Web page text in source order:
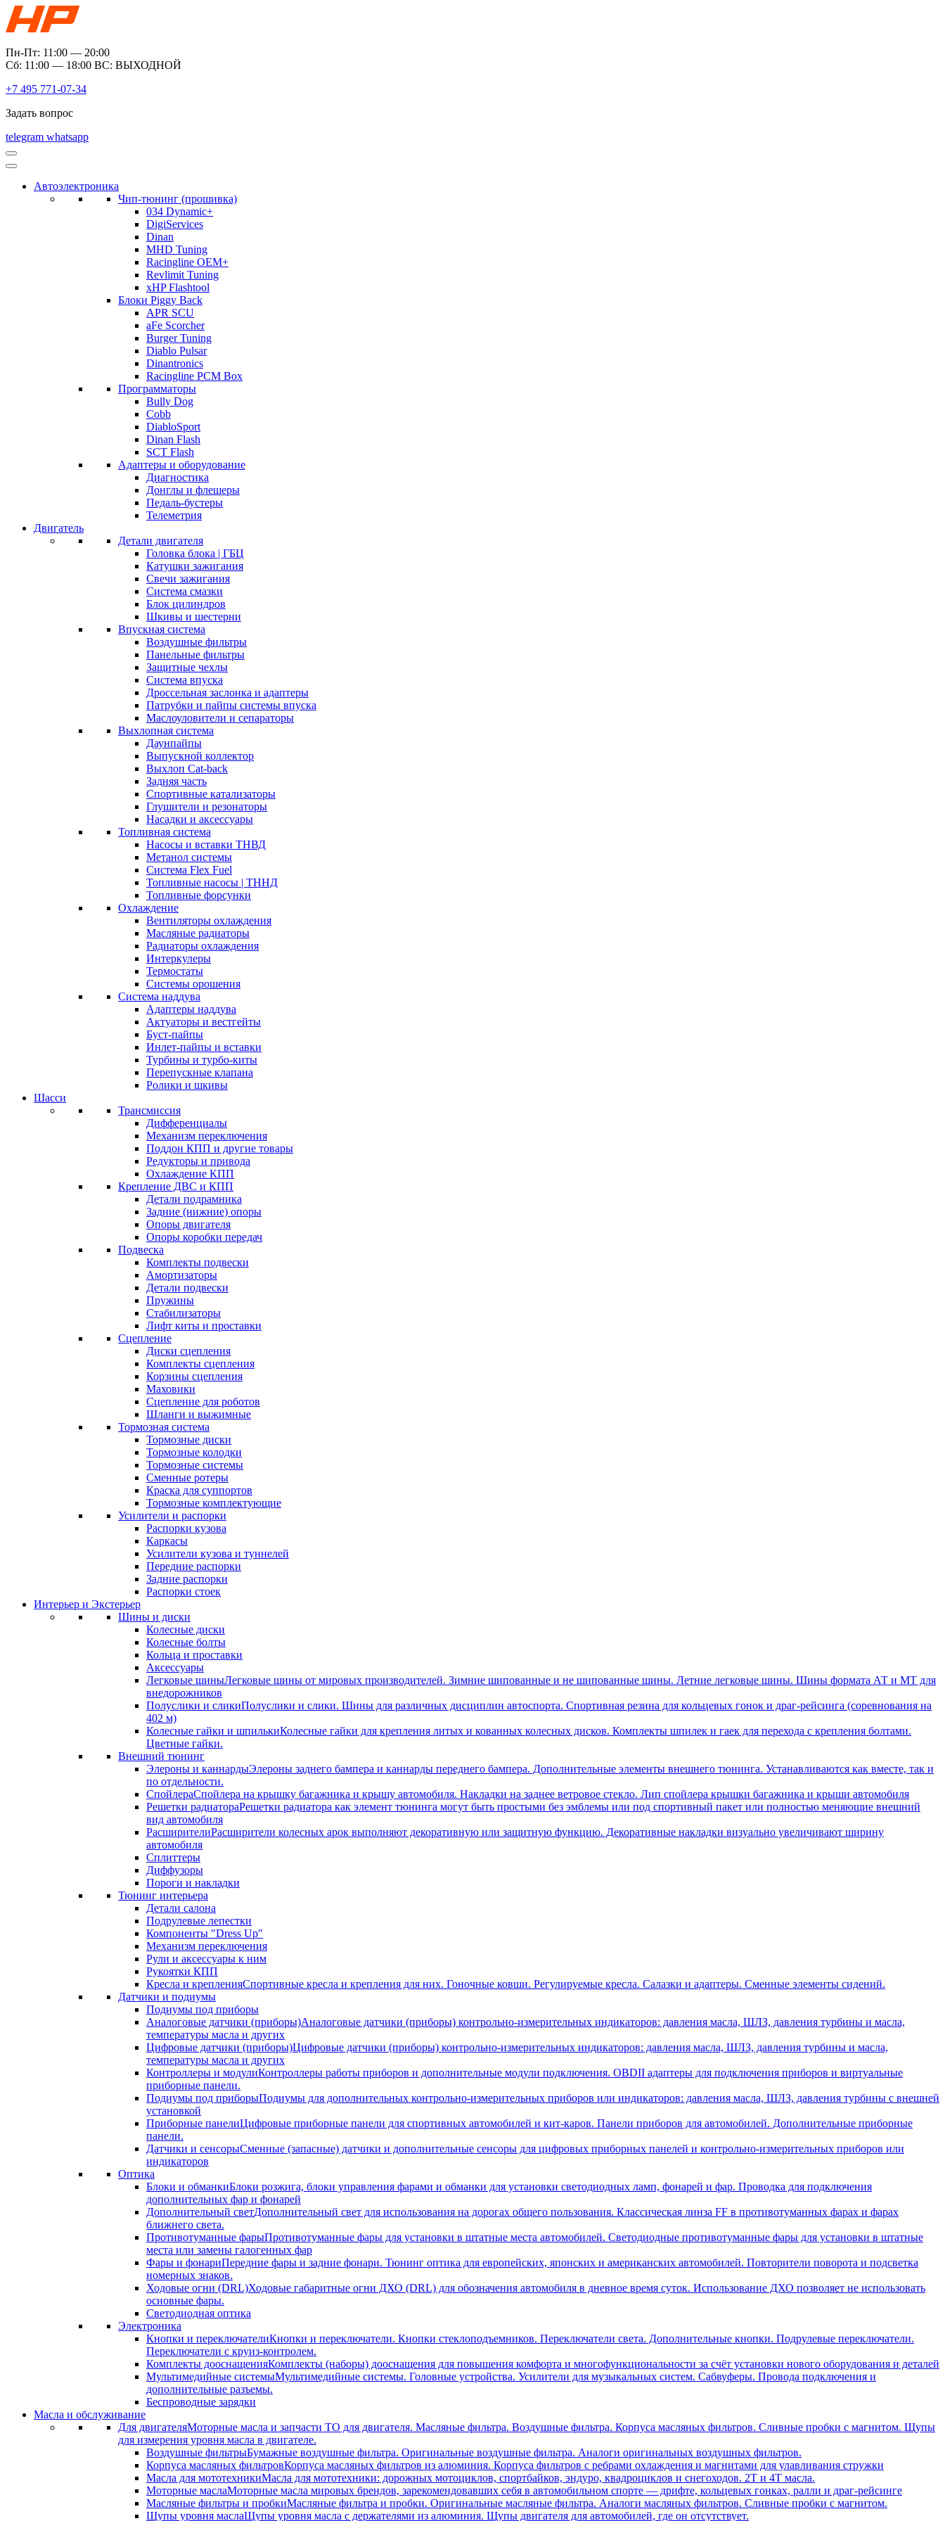
Пн-Пт: 11:00 — 20:00
Сб: 11:00 — 18:00 ВС: ВЫХОДНОЙ
+7 495 771-07-34
Задать вопрос
telegram whatsapp
Автоэлектроника
Чип-тюнинг (прошивка)
034 Dynamic+
DigiServices
Dinan
MHD Tuning
Racingline OEM+
Revlimit Tuning
xHP Flashtool
Блоки Piggy Back
APR SCU
aFe Scorcher
Burger Tuning
Diablo Pulsar
Dinantronics
Racingline PCM Box
Программаторы
Bully Dog
Cobb
DiabloSport
Dinan Flash
SCT Flash
Адаптеры и оборудование
Диагностика
Донглы и флешеры
Педаль-бустеры
Телеметрия
Двигатель
Детали двигателя
Головка блока | ГБЦ
Катушки зажигания
Свечи зажигания
Система смазки
Блок цилиндров
Шкивы и шестерни
Впускная система
Воздушные фильтры
Панельные фильтры
Защитные чехлы
Система впуска
Дроссельная заслонка и адаптеры
Патрубки и пайпы системы впуска
Маслоуловители и сепараторы
Выхлопная система
Даунпайпы
Выпускной коллектор
Выхлоп Cat-back
Задняя часть
Спортивные катализаторы
Глушители и резонаторы
Насадки и аксессуары
Топливная система
Насосы и вставки ТНВД
Метанол системы
Система Flex Fuel
Топливные насосы | ТННД
Топливные форсунки
Охлаждение
Вентиляторы охлаждения
Масляные радиаторы
Радиаторы охлаждения
Интеркулеры
Термостаты
Системы орошения
Система наддува
Адаптеры наддува
Актуаторы и вестгейты
Буст-пайпы
Инлет-пайпы и вставки
Турбины и турбо-киты
Перепускные клапана
Ролики и шкивы
Шасси
Трансмиссия
Дифференциалы
Механизм переключения
Поддон КПП и другие товары
Редукторы и привода
Охлаждение КПП
Крепление ДВС и КПП
Детали подрамника
Задние (нижние) опоры
Опоры двигателя
Опоры коробки передач
Подвеска
Комплекты подвески
Амортизаторы
Детали подвески
Пружины
Стабилизаторы
Лифт киты и проставки
Сцепление
Диски сцепления
Комплекты сцепления
Корзины сцепления
Маховики
Сцепление для роботов
Шланги и выжимные
Тормозная система
Тормозные диски
Тормозные колодки
Тормозные системы
Сменные ротеры
Краска для суппортов
Тормозные комплектующие
Усилители и распорки
Распорки кузова
Каркасы
Усилители кузова и туннелей
Передние распорки
Задние распорки
Распорки стоек
Интерьер и Экстерьер
Шины и диски
Колесные диски
Колесные болты
Кольца и проставки
Аксессуары
Легковые шиныЛегковые шины от мировых производителей. Зимние шипованные и не шипованные шины. Летние легковые шины. Шины формата АТ и МТ для
внедорожников
Полуслики и сликиПолуслики и слики. Шины для различных дисциплин автоспорта. Спортивная резина для кольцевых гонок и драг-рейсинга (соревнования на
402 м)
Колесные гайки и шпилькиКолесные гайки для крепления литых и кованных колесных дисков. Комплекты шпилек и гаек для перехода с крепления болтами.
Цветные гайки.
Внешний тюнинг
Элероны и каннардыЭлероны заднего бампера и каннарды переднего бампера. Дополнительные элементы внешнего тюнинга. Устанавливаются как вместе, так и
по отдельности.
СпойлераСпойлера на крышку багажника и крышу автомобиля. Накладки на заднее ветровое стекло. Лип спойлера крышки багажника и крыши автомобиля
Решетки радиатораРешетки радиатора как элемент тюнинга могут быть простыми без эмблемы или под спортивный пакет или полностью меняющие внешний
вид автомобиля
РасширителиРасширители колесных арок выполняют декоративную или защитную функцию. Декоративные накладки визуально увеличивают ширину
автомобиля
Сплиттеры
Диффузоры
Пороги и накладки
Тюнинг интерьера
Детали салона
Подрулевые лепестки
Компоненты "Dress Up"
Механизм переключения
Рули и аксессуары к ним
Рукоятки КПП
Кресла и крепленияСпортивные кресла и крепления для них. Гоночные ковши. Регулируемые кресла. Салазки и адаптеры. Сменные элементы сидений.
Датчики и подиумы
Подиумы под приборы
Аналоговые датчики (приборы)Аналоговые датчики (приборы) контрольно-измерительных индикаторов: давления масла, ШЛЗ, давления турбины и масла,
температуры масла и других
Цифровые датчики (приборы)Цифровые датчики (приборы) контрольно-измерительных индикаторов: давления масла, ШЛЗ, давления турбины и масла,
температуры масла и других
Контроллеры и модулиКонтроллеры работы приборов и дополнительные модули подключения. OBDII адаптеры для подключения приборов и виртуальные
приборные панели.
Подиумы под приборыПодиумы для дополнительных контрольно-измерительных приборов или индикаторов: давления масла, ШЛЗ, давления турбины с внешней
установкой
Приборные панелиЦифровые приборные панели для спортивных автомобилей и кит-каров. Панели приборов для автомобилей. Дополнительные приборные
панели.
Датчики и сенсорыСменные (запасные) датчики и дополнительные сенсоры для цифровых приборных панелей и контрольно-измерительных приборов или
индикаторов
Оптика
Блоки и обманкиБлоки розжига, блоки управления фарами и обманки для установки светодиодных ламп, фонарей и фар. Проводка для подключения
дополнительных фар и фонарей
Дополнительный светДополнительный свет для использования на дорогах общего пользования. Классическая линза FF в противотуманных фарах и фарах
ближнего света.
Противотуманные фарыПротивотуманные фары для установки в штатные места автомобилей. Светодиодные противотуманные фары для установки в штатные
места или замены галогенных фар
Фары и фонариПередние фары и задние фонари. Тюнинг оптика для европейских, японских и американских автомобилей. Повторители поворота и подсветка
номерных знаков.
Ходовые огни (DRL)Ходовые габаритные огни ДХО (DRL) для обозначения автомобиля в дневное время суток. Использование ДХО позволяет не использовать
основные фары.
Светодиодная оптика
Электроника
Кнопки и переключателиКнопки и переключатели. Кнопки стеклоподъемников. Переключатели света. Дополнительные кнопки. Подрулевые переключатели.
Переключатели с круиз-контролем.
Комплекты дооснащенияКомплекты (наборы) дооснащения для повышения комфорта и многофункциональности за счёт установки нового оборудования и деталей
Мультимедийные системыМультимедийные системы. Головные устройства. Усилители для музыкальных систем. Сабвуферы. Провода подключения и
дополнительные разъемы.
Беспроводные зарядки
Масла и обслуживание
Для двигателяМоторные масла и запчасти ТО для двигателя. Масляные фильтра. Воздушные фильтра. Корпуса масляных фильтров. Сливные пробки с магнитом. Щупы
для измерения уровня масла в двигателе.
Воздушные фильтрыБумажные воздушные фильтра. Оригинальные воздушные фильтра. Аналоги оригинальных воздушных фильтров.
Корпуса масляных фильтровКорпуса масляных фильтров из алюминия. Корпуса фильтров с ребрами охлаждения и магнитами для улавливания стружки
Масла для мототехникиМасла для мототехники: дорожных мотоциклов, спортбайков, эндуро, квадроциклов и снегоходов. 2T и 4T масла.
Моторные маслаМоторные масла мировых брендов, зарекомендовавших себя в автомобильном спорте — дрифте, кольцевых гонках, ралли и драг-рейсинге
Масляные фильтры и пробкиМасляные фильтра и пробки. Оригинальные масляные фильтра. Аналоги масляных фильтров. Сливные пробки с магнитом.
Щупы уровня маслаЩупы уровня масла с держателями из алюминия. Щупы двигателя для автомобилей, где он отсутствует.